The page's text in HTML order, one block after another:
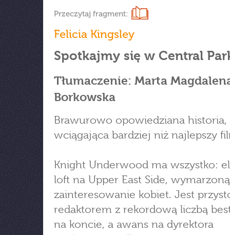
Przeczytaj fragment:
Felicia Kingsley
Spotkajmy się w Central
Tłumaczenie: Marta
Borkowska
Brawurowo opowiedziana historia,
wciągająca bardziej niż najlepszy
Knight Underwood ma wszystko:
loft na Upper East Side,
zainteresowanie kobiet. Jest
redaktorem z rekordową liczbą
na koncie, a awans na dyrektora